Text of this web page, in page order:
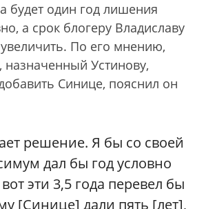
будет один год лишения
а срок блогеру Владиславу
По его мнению,
назначенный Устинову,
Синице, пояснил он
решение. Я бы со своей
дал бы год условно
эти 3,5 года перевел бы
[Синице] дали пять [лет],